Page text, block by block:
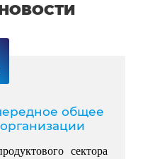
общее